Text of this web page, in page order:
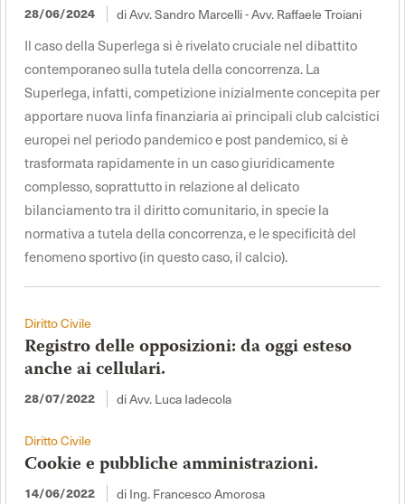
28/06/2024 di Avv. Sandro Marcelli - Avv. Raffaele Troiani
Il caso della Superlega si è rivelato cruciale nel dibattito
contemporaneo sulla tutela della concorrenza. La
Superlega, infatti, competizione inizialmente concepita per
apportare nuova linfa finanziaria ai principali club calcistici
europei nel periodo pandemico e post pandemico, si è
trasformata rapidamente in un caso giuridicamente
complesso, soprattutto in relazione al delicato
bilanciamento tra il diritto comunitario, in specie la
normativa a tutela della concorrenza, e le specificità del
fenomeno sportivo (in questo caso, il calcio).
Diritto Civile
Registro delle opposizioni: da oggi esteso
anche ai cellulari.
28/07/2022 di Avv. Luca Iadecola
Diritto Civile
Cookie e pubbliche amministrazioni.
14/06/2022 di Ing. Francesco Amorosa